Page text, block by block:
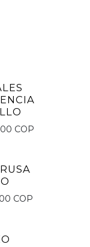
COP
COP